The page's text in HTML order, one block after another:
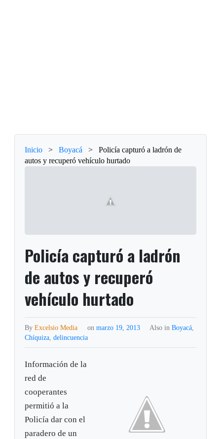
Inicio > Boyacá >
Policía capturó a ladrón de
autos y recuperó vehículo hurtado
Policía capturó a ladrón
de autos y recuperó
vehículo hurtado
ByExcelsio Media on marzo 19, 2013 Also in Boyacá,
Chíquiza,delincuencia
Información de la
red de
cooperantes
permitió a la
Policía dar con el
paradero de un